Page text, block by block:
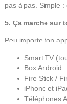
pas à pas. Simple :
5. Ça marche sur
Peu importe ton
Smart TV
Box Android
Fire Stick /
iPhone et
Téléphones